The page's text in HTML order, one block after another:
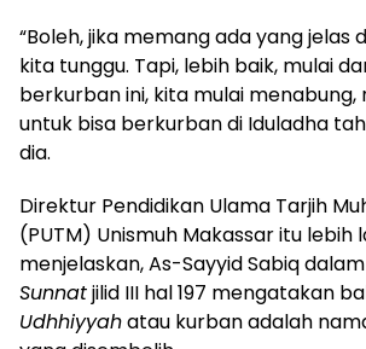
“Boleh, jika memang ada yang jelas
kita tunggu. Tapi, lebih baik, mulai
berkurban ini, kita mulai
untuk bisa berkurban di Iduladha
dia.
Direktur Pendidikan Ulama Tarjih
(PUTM) Unismuh Makassar itu lebih
menjelaskan, As-Sayyid Sabiq
Sunnatjilid III hal 197 mengatakan
Udhhiyyahatau kurban adalah